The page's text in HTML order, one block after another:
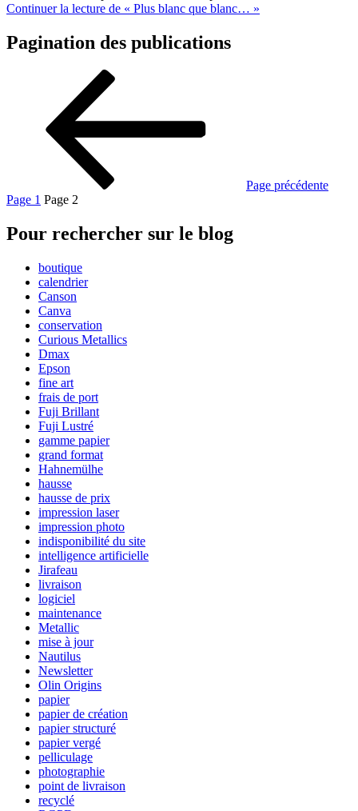
Continuer la lecture de « Plus blanc que blanc… »
Pagination des publications
Page précédente
Page 1 Page 2
Pour rechercher sur le blog
boutique
calendrier
Canson
Canva
conservation
Curious Metallics
Dmax
Epson
fine art
frais de port
Fuji Brillant
Fuji Lustré
gamme papier
grand format
Hahnemülhe
hausse
hausse de prix
impression laser
impression photo
indisponibilité du site
intelligence artificielle
Jirafeau
livraison
logiciel
maintenance
Metallic
mise à jour
Nautilus
Newsletter
Olin Origins
papier
papier de création
papier structuré
papier vergé
pelliculage
photographie
point de livraison
recyclé